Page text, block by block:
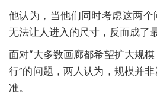
他认为，当他们同时考虑这两个
无法让人进入的尺寸，反而成了
面对“大多数画廊都希望扩大规
行”的问题，两人认为，规模并
准。